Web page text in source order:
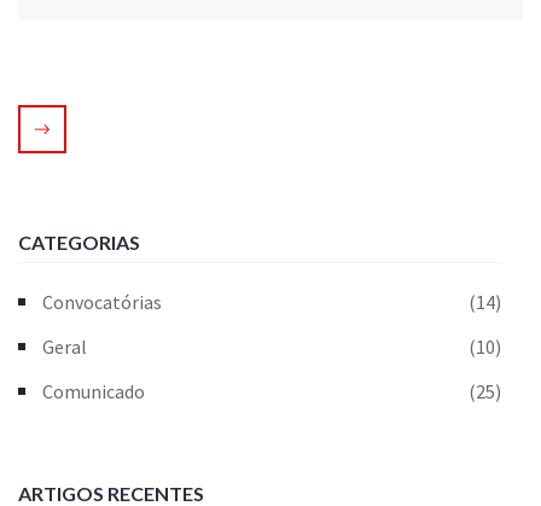
CATEGORIAS
Convocatórias
(14)
Geral
(10)
Comunicado
(25)
ARTIGOS RECENTES